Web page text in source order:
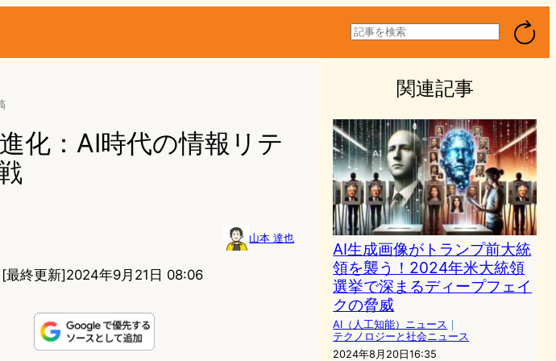
検
索
化：AI時代の情報リテ
山本 達也
[最終更新]2024年9月21日 08:06
関連記事
AI生成画像がトランプ前大統
領を襲う！2024年米大統領
選挙で深まるディープフェイ
クの脅威
AI（人工知能）ニュース ｜
テクノロジーと社会ニュース
2024年8月20日16:35